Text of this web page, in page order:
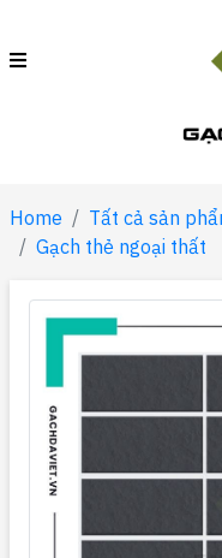
Home Tất cả sản
Gạch thẻ ngoại thất